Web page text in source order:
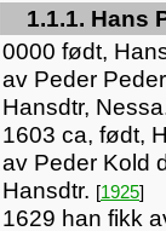
1.1.1. Hans
0000 født,
av Peder
Hansdtr,
1603 ca, født,
av Peder Kold
Hansdtr. [1925]
1629 han fikk